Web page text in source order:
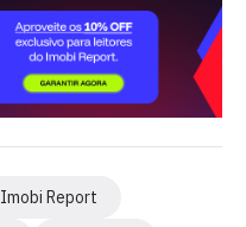
Imobi Report